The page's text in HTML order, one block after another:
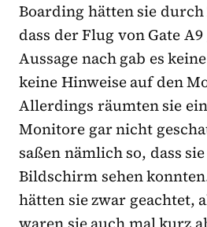
Boarding hätten sie
dass der Flug von Gate
Aussage nach gab es
keine Hinweise auf den
Allerdings räumten sie
Monitore gar nicht
saßen nämlich so, dass
Bildschirm sehen
hätten sie zwar geachtet,